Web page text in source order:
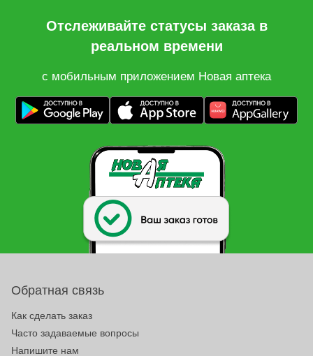
Отслеживайте статусы заказа в
реальном времени
с мобильным приложением Новая аптека
Обратная связь
Как сделать заказ
Часто задаваемые вопросы
Напишите нам